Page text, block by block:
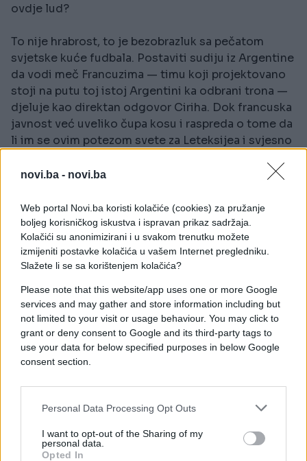
novi.ba - novi.ba
Web portal Novi.ba koristi kolačiće (cookies) za pružanje
boljeg korisničkog iskustva i ispravan prikaz sadržaja.
Kolačići su anonimizirani i u svakom trenutku možete
izmijeniti postavke kolačića u vašem Internet pregledniku.
Slažete li se sa korištenjem kolačića?
Please note that this website/app uses one or more Google
services and may gather and store information including but
not limited to your visit or usage behaviour. You may click to
grant or deny consent to Google and its third-party tags to
use your data for below specified purposes in below Google
consent section.
Personal Data Processing Opt Outs
I want to opt-out of the Sharing of my
personal data.
Opted In
ovdje lud?
To nije hrabrost, to je bezobrazluk sa pečatom
svjetske kuće fudbala. Postaviti sudiju iz Argentine
da vodi meč Francuzima — timu koji projektovano
stoji na putu toj istoj Argentini ka odbrani trona —
djeluje kao direktan odgovor Ciriha. Dok francuska
javnost već uveliko čupa kosu i raspreda o tome da
li im se ovim potezom svete za Leteksijea i svjesno
smješkaju uz kavijar.
Može se štelovati, ali teren ne laže
Znamo kako te stvari idu. Jedan prekršaj na sredini
terena koji se Francuzima ne svira, jedan žuti karton
koji „smiri“ glavnog kreativca u ranoj fazi meča, i
stvar je riješena. Sve čisto, sve po protokolu, a
posao završen. Francuzi opravdano bjesne, jer znaju
da Teljo sa sobom donosi onaj prepoznatljivi, tvrdi
južnoamerički kriterijum gde se muška igra pušta, a
zvijezde „skraćuju za glavu“.
Ali, ima jedna stvar koju ta gospoda iz fotelja
konstantno zaboravljaju u svojim Excel tabelama.
ove šahovske partije iza zavjese i štelovati vjetrove
kako vam drago. Kada sudija dune u pištaljku i kada